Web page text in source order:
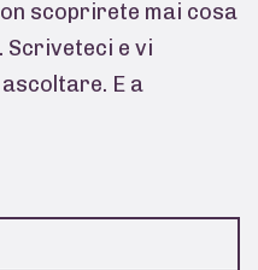
scoprirete mai cosa
Scriveteci e vi
E a